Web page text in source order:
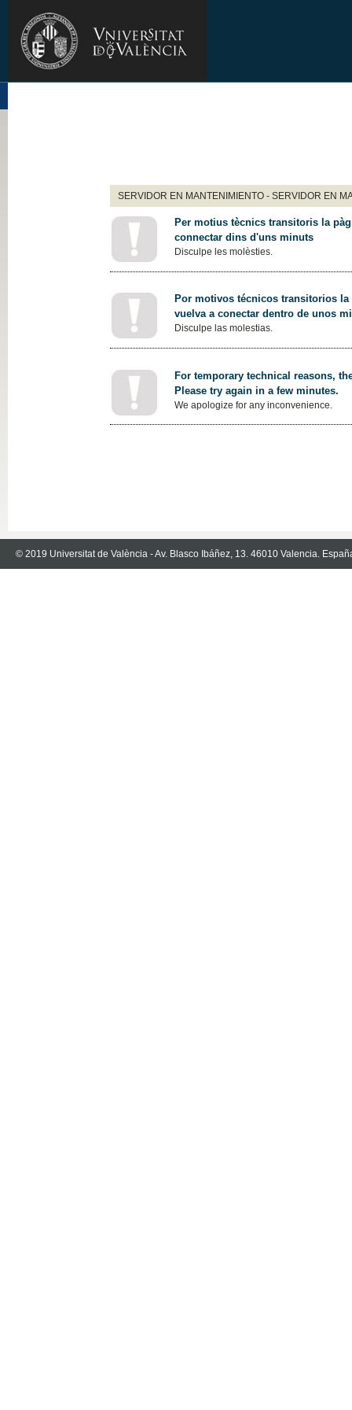
SERVIDOR EN MANTENIMIENTO - SERVIDOR EN
Per motius tècnics transitoris la
connectar dins d'uns minuts
Disculpe les molèsties.
Por motivos técnicos transitorios
vuelva a conectar dentro de unos
Disculpe las molestias.
For temporary technical reasons,
Please try again in a few minutes.
We apologize for any inconvenience.
© 2019 Universitat de València - Av. Blasco Ibáñez, 13. 46010 Valencia.